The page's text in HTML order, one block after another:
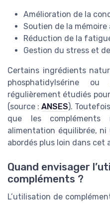
Amélioration de la
Soutien de la
Réduction de la
Gestion du stress et
Certains ingrédients
phosphatidylsérine
régulièrement étudiés
(source : ANSES).
que les
alimentation équilibrée,
abordés plus loin dans cet
Quand envisager
compléments ?
L’utilisation de